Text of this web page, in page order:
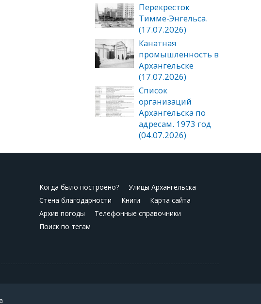
Перекресток
Тимме-Энгельса.
(17.07.2026)
Канатная
промышленность в
Архангельске
(17.07.2026)
Список
организаций
Архангельска по
адресам. 1973 год
(04.07.2026)
Когда было построено?
Улицы Архангельска
Стена благодарности
Книги
Карта сайта
Архив погоды
Телефонные справочники
Поиск по тегам